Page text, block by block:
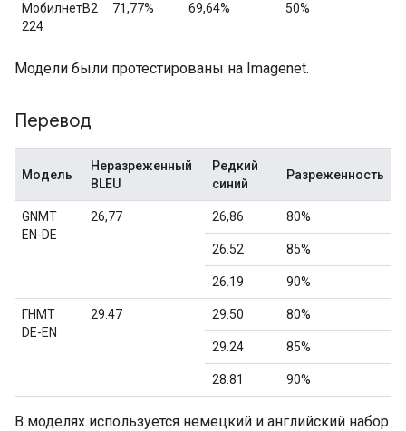
МобилнетВ2
224
71,77% 69,64% 50%
Модели были протестированы на Imagenet.
Перевод
Модель
Неразреженный
BLEU
Редкий
синий
Разреженность
GNMT
EN-DE
26,77 26,86 80%
26.52 85%
26.19 90%
ГНМТ
DE-EN
29.47 29.50 80%
29.24 85%
28.81 90%
В моделях используется немецкий и английский набор